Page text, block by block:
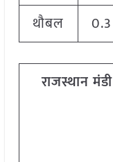
थौबल 0.3
राजस्थानमंडी